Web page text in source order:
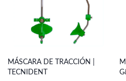
MÁSCARA DE TRACCIÓN |
TECNIDENT